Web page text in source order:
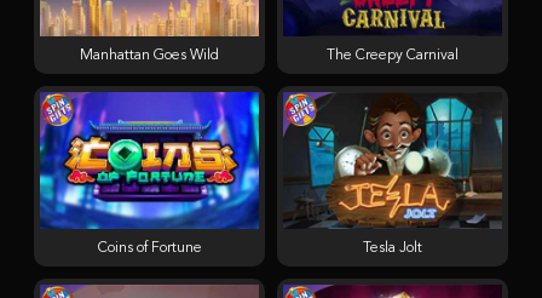
Manhattan Goes Wild
Tesla Jolt
Coins of Fortune
The Creepy Carnival